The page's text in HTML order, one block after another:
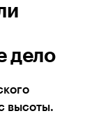
дело
высоты.